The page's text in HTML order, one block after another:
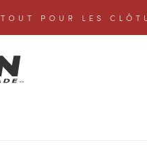
TOUT POUR LES